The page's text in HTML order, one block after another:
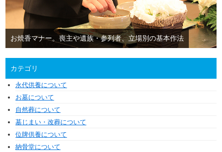
お焼香マナー。喪主や遺族・参列者、立場別の基本作法
カテゴリ
永代供養について
お墓について
自然葬について
墓じまい・改葬について
位牌供養について
納骨堂について